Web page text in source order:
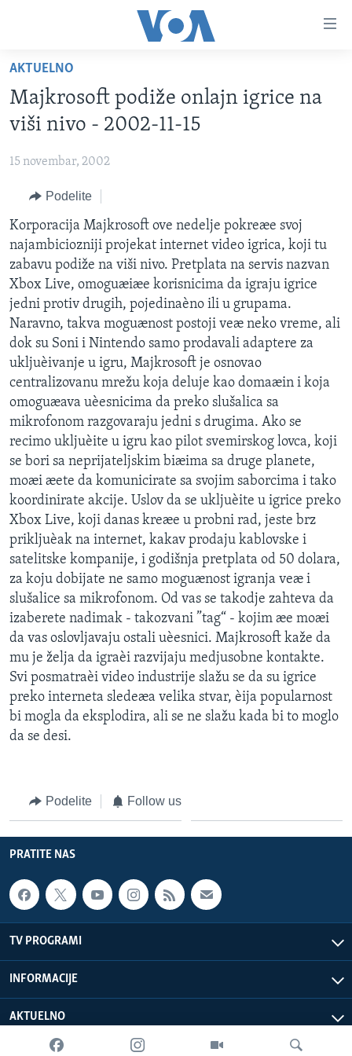
glavni
sadržaj
na
glavnu
pretragu
NASLOVNA
RUBRIKE
BALKAN
GLOBALNE TEME
EKONOMIJA
NAUKA I TEHNOLOGIJA
MEDICINA
KULTURA
DRUŠTVO
SPORT
OTVORENI STUDIO
IZ AMERIKE
PRATITE NAS
Jezici
AKTUELNO
Majkrosoft podiže onlajn igrice na
viši nivo - 2002-11-15
15 novembar, 2002
Podelite
Korporacija Majkrosoft ove nedelje pokreæe svoj
najambiciozniji projekat internet video igrica, koji tu
zabavu podiže na viši nivo. Pretplata na servis nazvan
Xbox Live, omoguæiæe korisnicima da igraju igrice
jedni protiv drugih, pojedinaèno ili u grupama.
Naravno, takva moguænost postoji veæ neko vreme, ali
dok su Soni i Nintendo samo prodavali adaptere za
ukljuèivanje u igru, Majkrosoft je osnovao
centralizovanu mrežu koja deluje kao domaæin i koja
omoguæava uèesnicima da preko slušalica sa
mikrofonom razgovaraju jedni s drugima. Ako se
recimo ukljuèite u igru kao pilot svemirskog lovca, koji
se bori sa neprijateljskim biæima sa druge planete,
moæi æete da komunicirate sa svojim saborcima i tako
koordinirate akcije. Uslov da se ukljuèite u igrice preko
Xbox Live, koji danas kreæe u probni rad, jeste brz
prikljuèak na internet, kakav prodaju kablovske i
satelitske kompanije, i godišnja pretplata od 50 dolara,
za koju dobijate ne samo moguænost igranja veæ i
slušalice sa mikrofonom. Od vas se takodje zahteva da
izaberete nadimak - takozvani ”tag“ - kojim æe moæi
da vas oslovljavaju ostali uèesnici. Majkrosoft kaže da
mu je želja da igraèi razvijaju medjusobne kontakte.
Svi posmatraèi video industrije slažu se da su igrice
preko interneta sledeæa velika stvar, èija popularnost
bi mogla da eksplodira, ali se ne slažu kada bi to moglo
da se desi.
Podelite Follow us
PRATITE NAS
TV PROGRAMI
INFORMACIJE
AKTUELNO